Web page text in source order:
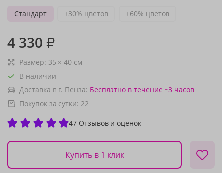
Стандарт
+30% цветов +60% цветов
4 330 ₽
Размер: 35 × 40 см
В наличии
Доставка в г. Пенза: Бесплатно в течение ~3 часов
Покупок за сутки: 22
47 Отзывов и оценок
Купить в 1 клик